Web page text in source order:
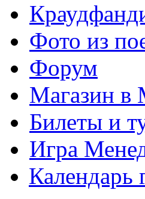
Фото из
Форум
Магазин в
Билеты и
Игра
Календарь